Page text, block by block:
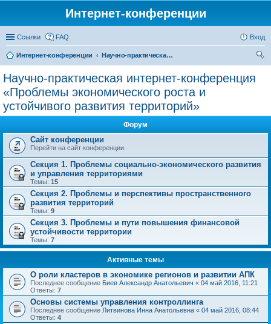
Интернет-конференции
Ссылки FAQ Вход
Интернет-конференции
Научно-практическая интернет-конференция «Проблемы экономического роста и устойчивого развития территорий»
Научно-практическая интернет-конференция
«Проблемы экономического роста и
устойчивого развития территорий»
Форум
Сайт конференции
Перейти на сайт конференции.
Секция 1. Проблемы социально-экономического развития
и управления территориями
Темы: 15
Секция 2. Проблемы и перспективы пространственного
развития территорий
Темы: 9
Секция 3. Проблемы и пути повышения финансовой
устойчивости территории
Темы: 7
Активные темы
О роли кластеров в экономике регионов и развитии АПК
Последнее сообщение Биев Александр Анатольевич « 04 май 2016, 11:21
Ответы: 7
Основы системы управления контроллинга
Последнее сообщение Литвинова Инна Анатольевна « 04 май 2016, 08:44
Ответы: 4